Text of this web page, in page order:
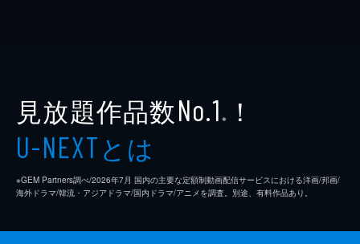
見放題作品数No.1 ※ ！
U-NEXTとは
※GEM Partners調べ/2026年7⽉ 国内の主要な定額制動画配信サービスにおける洋画/邦画/
海外ドラマ/韓流・アジアドラマ/国内ドラマ/アニメを調査。別途、有料作品あり。